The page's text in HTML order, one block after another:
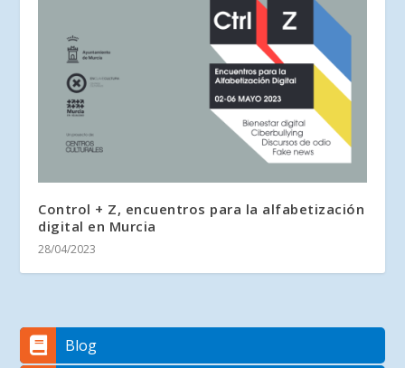
Control + Z, encuentros para la alfabetización
digital en Murcia
28/04/2023
Blog